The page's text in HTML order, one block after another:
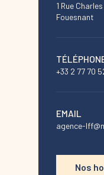
1 Rue
Fouesnant
+33 2 77 70
EMAIL
agence-
Nos